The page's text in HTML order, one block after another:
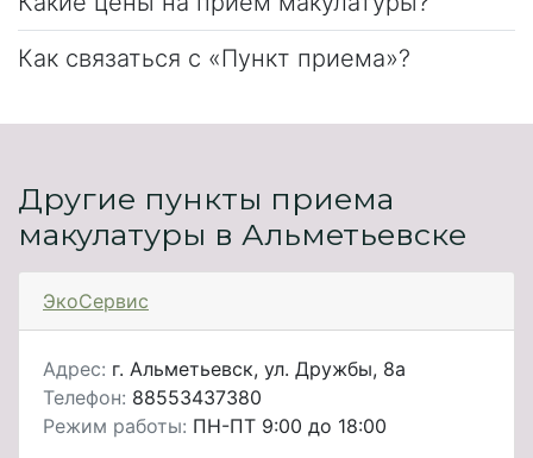
Как связаться с «Пункт приема»?
Другие пункты приема
макулатуры в Альметьевске
ЭкоСервис
Адрес: г. Альметьевск, ул. Дружбы, 8а
Телефон: 88553437380
Режим работы: ПН-ПТ 9:00 до 18:00